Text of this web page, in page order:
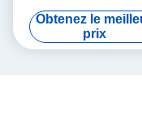
changeant le rgbw
la bande sk6812
Obtenez le
prix